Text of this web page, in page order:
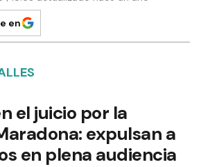
en
el juicio por la
expulsan a
en plena audiencia